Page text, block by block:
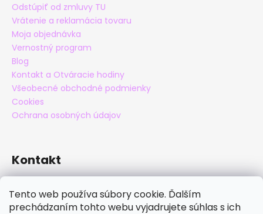
Tento web používa súbory cookie. Ďalším
prechádzaním tohto webu vyjadrujete súhlas s ich
Odstúpiť od zmluvy TU
Vrátenie a reklamácia tovaru
Moja objednávka
Vernostný program
Blog
Kontakt a Otváracie hodiny
Všeobecné obchodné podmienky
Cookies
Ochrana osobných údajov
Kontakt
+421 905 838 706
maxatko